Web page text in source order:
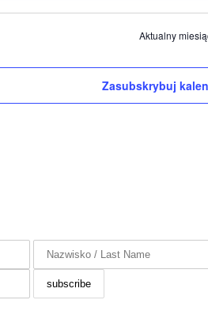
Aktualny
Zasubskrybuj